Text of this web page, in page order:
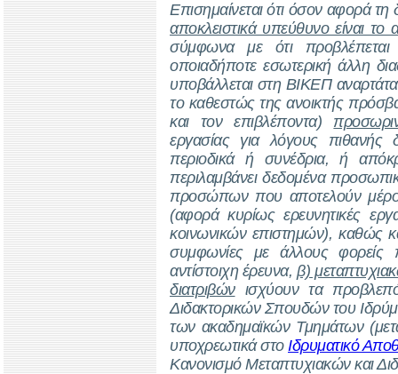
Επισημαίνεται ότι όσον αφορά
αποκλειστικά υπεύθυνο είναι το
σύμφωνα με ότι
οποιαδήποτε εσωτερική άλλη
υποβάλλεται στη ΒΙΚΕΠ
το καθεστώς της ανοικτής
και τον επιβλέποντα)
εργασίας για λόγους πιθανής
περιοδικά ή συνέδρια, ή
περιλαμβάνει δεδομένα
προσώπων που αποτελούν μέρος
(αφορά κυρίως ερευνητικές
κοινωνικών επιστημών), καθώς
συμφωνίες με άλλους φορείς
αντίστοιχη έρευνα,β)
διατριβώνισχύουν τα
Διδακτορικών Σπουδών του
των ακαδημαϊκών Τμημάτων
υποχρεωτικά στο Ιδρυματικό
Κανονισμό Μεταπτυχιακών και